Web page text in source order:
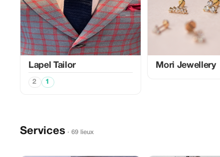
Lapel Tailor
2 1
Mori Jewellery
Services · 69 lieux